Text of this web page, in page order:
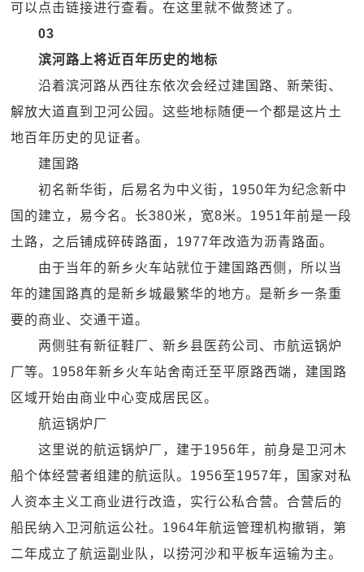
可以点击链接进行查看。在这里就不做赘述了。
03
滨河路上将近百年历史的地标
沿着滨河路从西往东依次会经过建国路、新荣街、
解放大道直到卫河公园。这些地标随便一个都是这片土
地百年历史的见证者。
建国路
初名新华街，后易名为中义街，1950年为纪念新中
国的建立，易今名。长380米，宽8米。1951年前是一段
土路，之后铺成碎砖路面，1977年改造为沥青路面。
由于当年的新乡火车站就位于建国路西侧，所以当
年的建国路真的是新乡城最繁华的地方。是新乡一条重
要的商业、交通干道。
两侧驻有新征鞋厂、新乡县医药公司、市航运锅炉
厂等。1958年新乡火车站舍南迁至平原路西端，建国路
区域开始由商业中心变成居民区。
航运锅炉厂
这里说的航运锅炉厂，建于1956年，前身是卫河木
船个体经营者组建的航运队。1956至1957年，国家对私
人资本主义工商业进行改造，实行公私合营。合营后的
船民纳入卫河航运公社。1964年航运管理机构撤销，第
二年成立了航运副业队，以捞河沙和平板车运输为主。